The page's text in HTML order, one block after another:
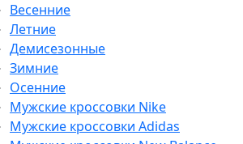
Весенние
Летние
Демисезонные
Зимние
Осенние
Мужские кроссовки Nike
Мужские кроссовки Adidas